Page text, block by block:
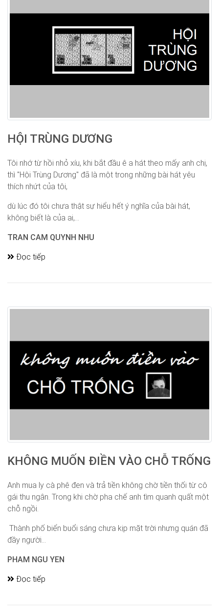
HỘI TRÙNG DƯƠNG
Tôi nhớ từ hồi nhỏ xíu, khi bắt đầu ê a hát theo mấy anh chị,
thì "Hội Trùng Dương" đã là một trong những bài hát yêu
thích nhứt của tôi,
dù lúc đó tôi chưa thật sự hiểu hết ý nghĩa của bài hát,
không biết là của ai,...
TRAN CAM QUYNH NHU
Đọc tiếp
KHÔNG MUỐN ĐIỀN VÀO CHỖ TRỐNG
Anh mua ly cà phê đen và trả tiền không chờ tiền thối từ cô
gái thu ngân. Trong khi chờ pha chế anh tìm quanh quất một
chỗ ngồi.
Thành phố biển buổi sáng chưa kịp mặt trời nhưng quán đã
đầy người...
PHAM NGU YEN
Đọc tiếp